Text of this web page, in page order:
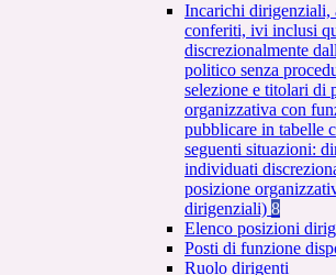
Incarichi dirigenziali,
conferiti, ivi inclusi
discrezionalmente
politico senza
selezione e titolari di
organizzativa con
pubblicare in tabelle
seguenti situazioni:
individuati
posizione
dirigenziali) 8
Elenco posizioni
Posti di funzione
Ruolo dirigenti